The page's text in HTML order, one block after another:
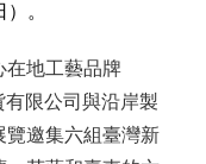
。
在地工藝品牌
有限公司與沿岸製
覽邀集六組臺灣新